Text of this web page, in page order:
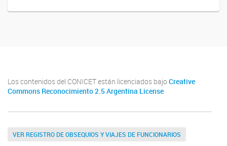
Los contenidos del CONICET están licenciados bajo Creative
Commons Reconocimiento 2.5 Argentina License
VER REGISTRO DE OBSEQUIOS Y VIAJES DE FUNCIONARIOS